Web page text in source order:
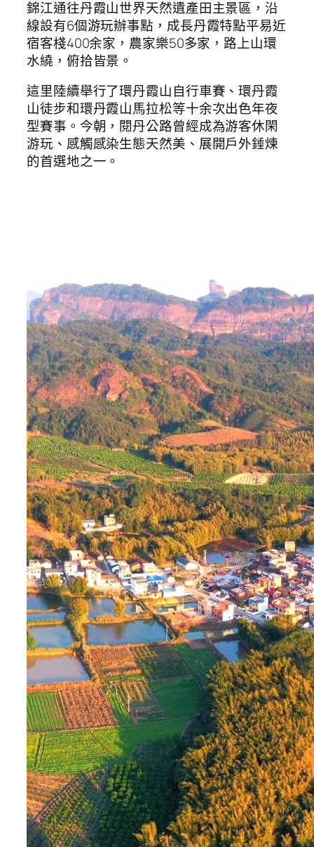
錦江通往丹霞山世界天然遺產田主景區，沿
線設有6個游玩辦事點，成長丹霞特點平易近
宿客棧400余家，農家樂50多家，路上山環
水繞，俯拾皆景。
這里陸續舉行了環丹霞山自行車賽、環丹霞
山徒步和環丹霞山馬拉松等十余次出色年夜
型賽事。今朝，閱丹公路曾經成為游客休閑
游玩、感觸感染生態天然美、展開戶外錘煉
的首選地之一。